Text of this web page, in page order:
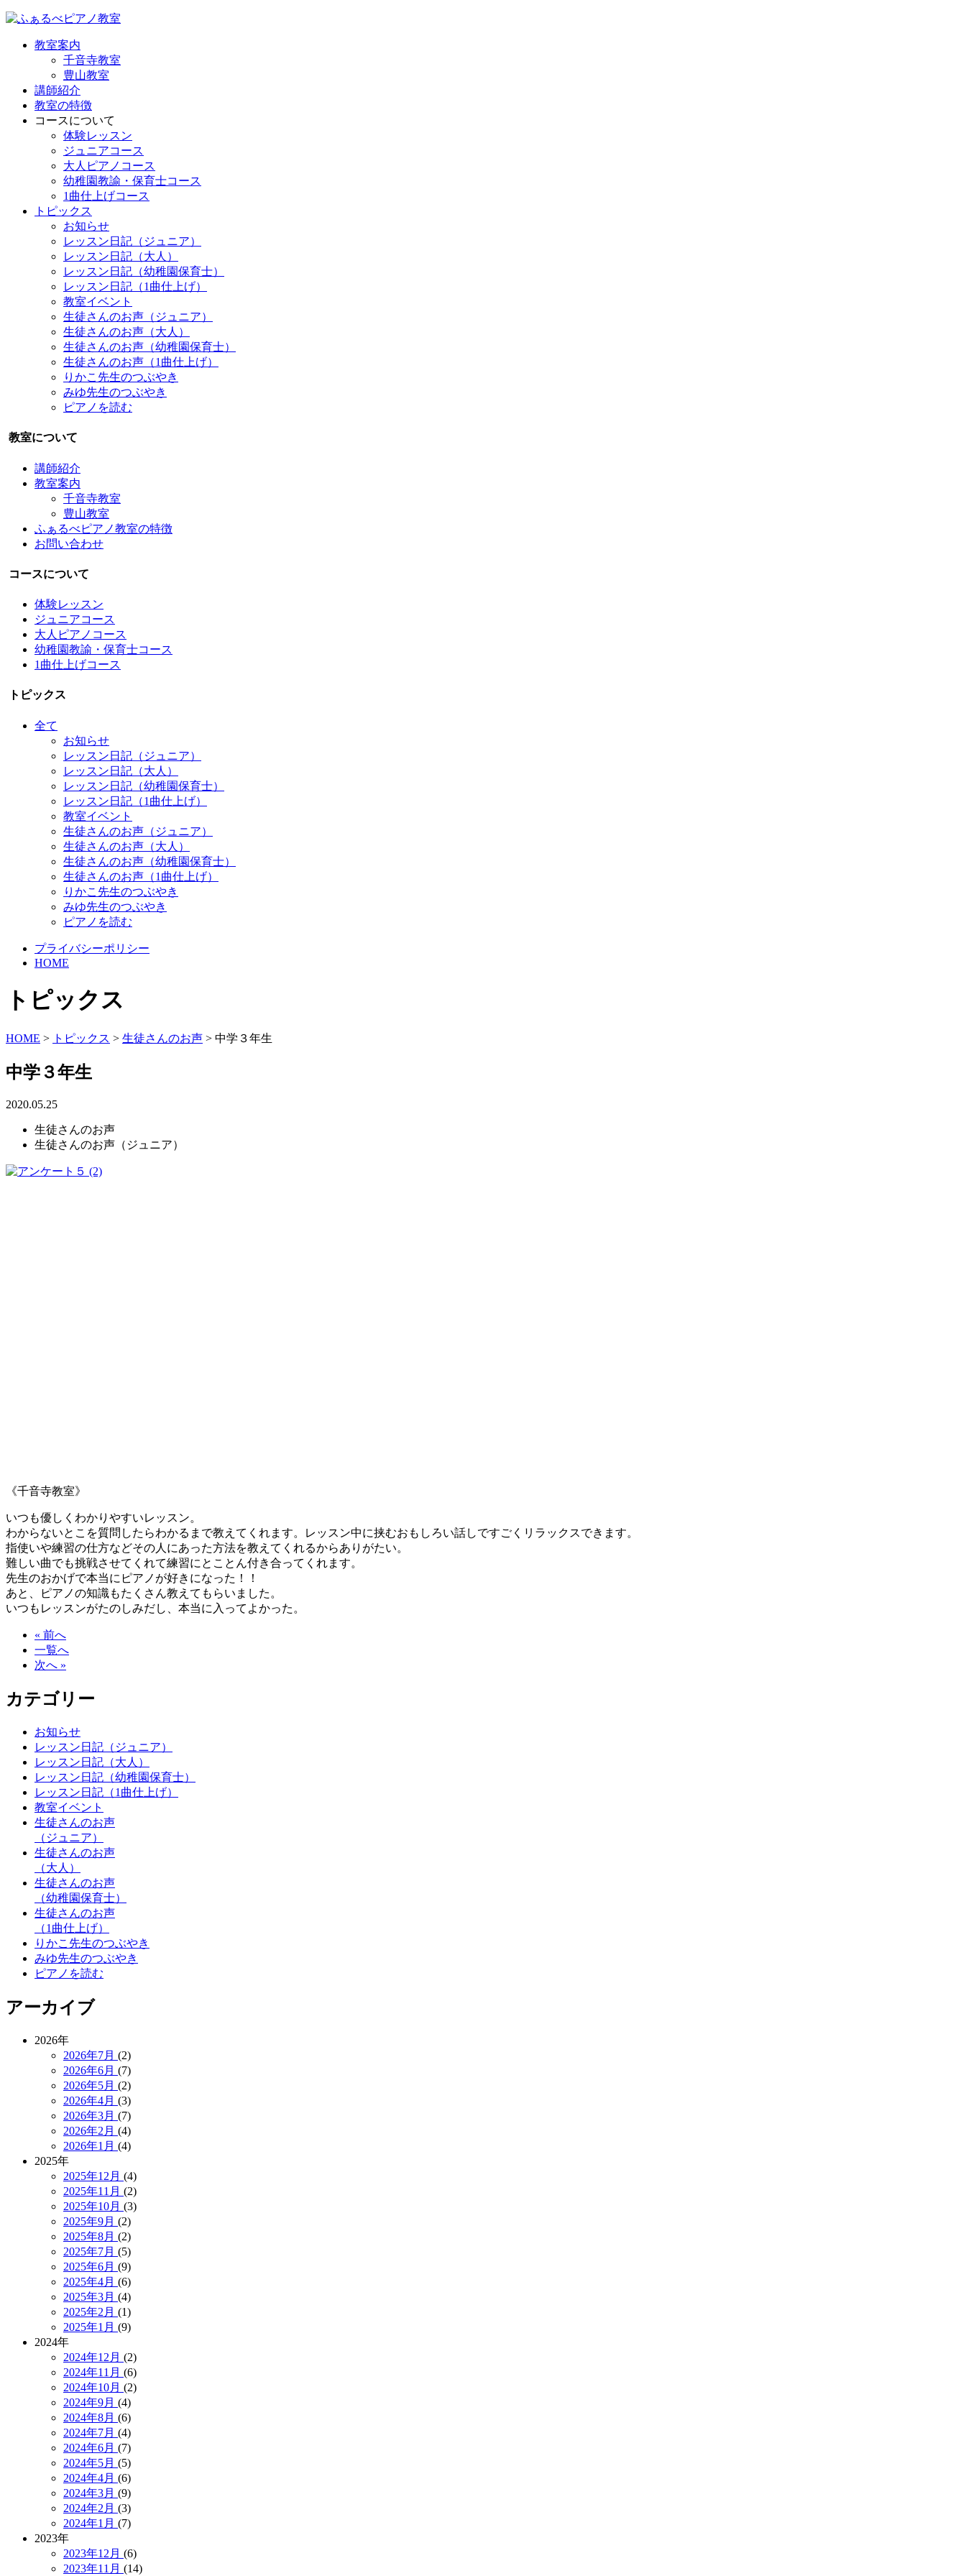
教室案内
千音寺教室
豊山教室
講師紹介
教室の特徴
コースについて
体験レッスン
ジュニアコース
大人ピアノコース
幼稚園教諭・保育士コース
1曲仕上げコース
トピックス
お知らせ
レッスン日記（ジュニア）
レッスン日記（大人）
レッスン日記（幼稚園保育士）
レッスン日記（1曲仕上げ）
教室イベント
生徒さんのお声（ジュニア）
生徒さんのお声（大人）
生徒さんのお声（幼稚園保育士）
生徒さんのお声（1曲仕上げ）
りかこ先生のつぶやき
みゆ先生のつぶやき
ピアノを読む
教室について
講師紹介
教室案内
千音寺教室
豊山教室
ふぁるべピアノ教室の特徴
お問い合わせ
コースについて
体験レッスン
ジュニアコース
大人ピアノコース
幼稚園教諭・保育士コース
1曲仕上げコース
トピックス
全て
お知らせ
レッスン日記（ジュニア）
レッスン日記（大人）
レッスン日記（幼稚園保育士）
レッスン日記（1曲仕上げ）
教室イベント
生徒さんのお声（ジュニア）
生徒さんのお声（大人）
生徒さんのお声（幼稚園保育士）
生徒さんのお声（1曲仕上げ）
りかこ先生のつぶやき
みゆ先生のつぶやき
ピアノを読む
プライバシーポリシー
HOME
トピックス
HOME > トピックス > 生徒さんのお声 > 中学３年生
中学３年生
2020.05.25
生徒さんのお声
生徒さんのお声（ジュニア）
《千音寺教室》
いつも優しくわかりやすいレッスン。
わからないとこを質問したらわかるまで教えてくれます。レッスン中に挟むおもしろい話しですごくリラックスできます。
指使いや練習の仕方などその人にあった方法を教えてくれるからありがたい。
難しい曲でも挑戦させてくれて練習にとことん付き合ってくれます。
先生のおかげで本当にピアノが好きになった！！
あと、ピアノの知識もたくさん教えてもらいました。
いつもレッスンがたのしみだし、本当に入ってよかった。
« 前へ
一覧へ
次へ »
カテゴリー
お知らせ
レッスン日記（ジュニア）
レッスン日記（大人）
レッスン日記（幼稚園保育士）
レッスン日記（1曲仕上げ）
教室イベント
生徒さんのお声
（ジュニア）
生徒さんのお声
（大人）
生徒さんのお声
（幼稚園保育士）
生徒さんのお声
（1曲仕上げ）
りかこ先生のつぶやき
みゆ先生のつぶやき
ピアノを読む
アーカイブ
2026年
2026年7月 (2)
2026年6月 (7)
2026年5月 (2)
2026年4月 (3)
2026年3月 (7)
2026年2月 (4)
2026年1月 (4)
2025年
2025年12月 (4)
2025年11月 (2)
2025年10月 (3)
2025年9月 (2)
2025年8月 (2)
2025年7月 (5)
2025年6月 (9)
2025年4月 (6)
2025年3月 (4)
2025年2月 (1)
2025年1月 (9)
2024年
2024年12月 (2)
2024年11月 (6)
2024年10月 (2)
2024年9月 (4)
2024年8月 (6)
2024年7月 (4)
2024年6月 (7)
2024年5月 (5)
2024年4月 (6)
2024年3月 (9)
2024年2月 (3)
2024年1月 (7)
2023年
2023年12月 (6)
2023年11月 (14)